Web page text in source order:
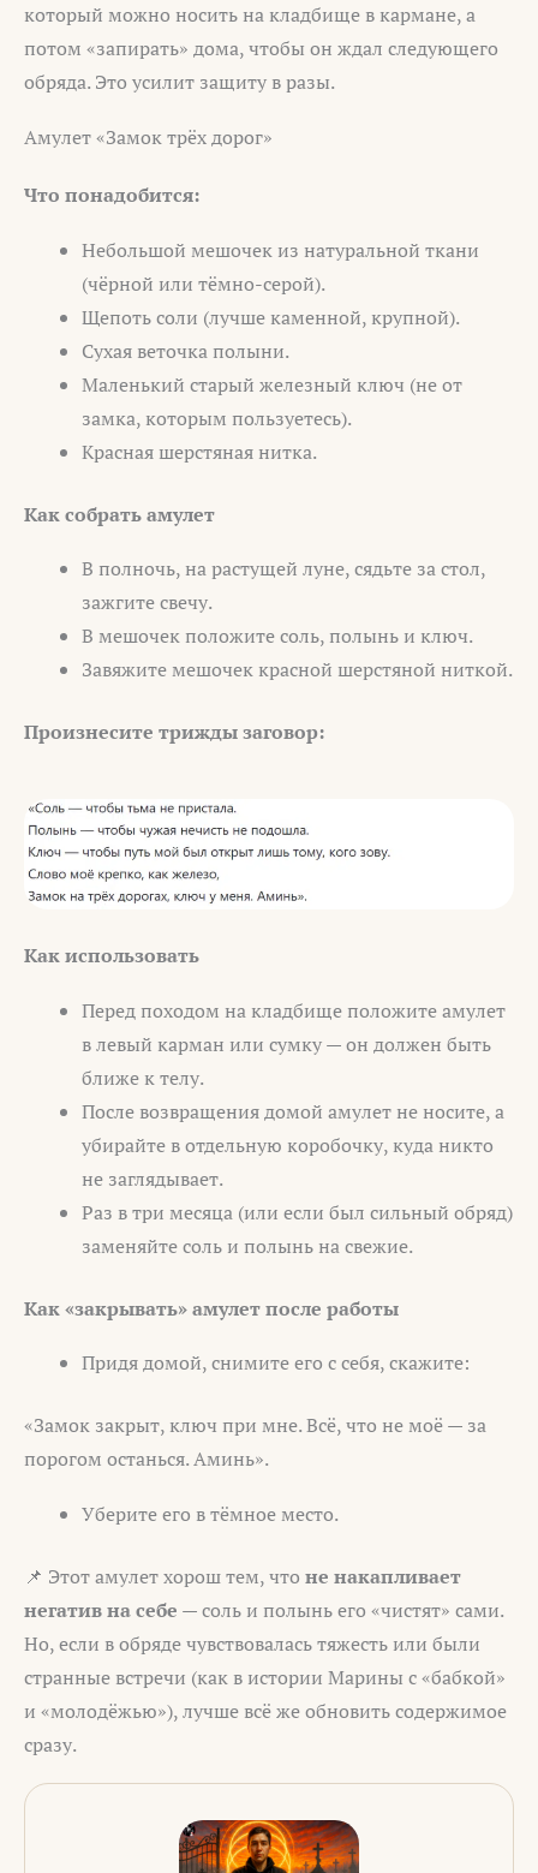
который можно носить на кладбище в кармане, а
потом «запирать» дома, чтобы он ждал следующего
обряда. Это усилит защиту в разы.
Амулет «Замок трёх дорог»
Что понадобится:
Небольшой мешочек из натуральной ткани
(чёрной или тёмно-серой).
Щепоть соли (лучше каменной, крупной).
Сухая веточка полыни.
Маленький старый железный ключ (не от
замка, которым пользуетесь).
Красная шерстяная нитка.
Как собрать амулет
В полночь, на растущей луне, сядьте за стол,
зажгите свечу.
В мешочек положите соль, полынь и ключ.
Завяжите мешочек красной шерстяной ниткой.
Произнесите трижды заговор:
Как использовать
Перед походом на кладбище положите амулет
в левый карман или сумку — он должен быть
ближе к телу.
После возвращения домой амулет не носите, а
убирайте в отдельную коробочку, куда никто
не заглядывает.
Раз в три месяца (или если был сильный обряд)
заменяйте соль и полынь на свежие.
Как «закрывать» амулет после работы
Придя домой, снимите его с себя, скажите:
«Замок закрыт, ключ при мне. Всё, что не моё — за
порогом останься. Аминь».
Уберите его в тёмное место.
📌 Этот амулет хорош тем, что не накапливает
негатив на себе — соль и полынь его «чистят» сами.
Но, если в обряде чувствовалась тяжесть или были
странные встречи (как в истории Марины с «бабкой»
и «молодёжью»), лучше всё же обновить содержимое
сразу.